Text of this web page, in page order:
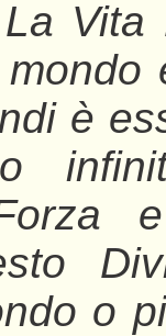
Vita
è
Forza
o